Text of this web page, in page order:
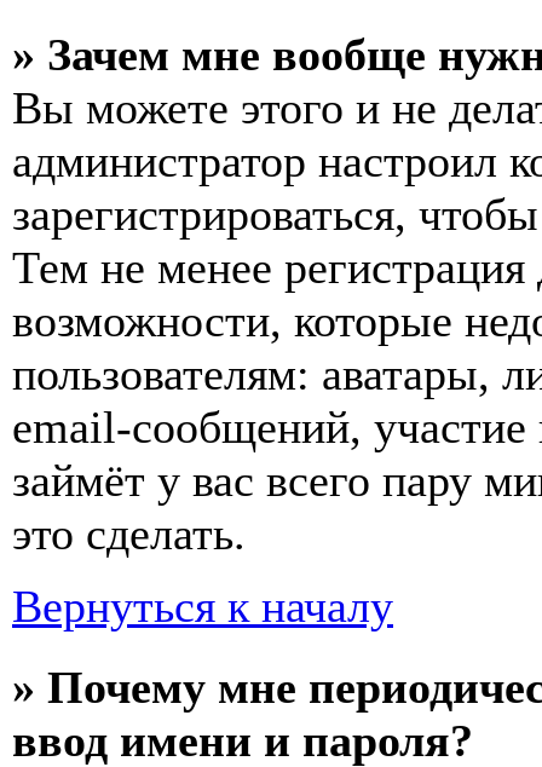
» Зачем мне вообще
Вы можете этого и не
администратор
зарегистрироваться,
Тем не менее
возможности, которые
пользователям: аватары,
email-сообщений, участие
займёт у вас всего пару
это сделать.
Вернуться к началу
» Почему мне
ввод имени и пароля?